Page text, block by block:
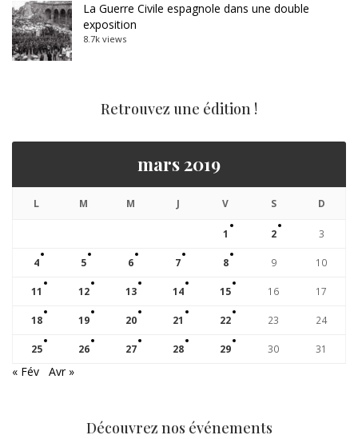
La Guerre Civile espagnole dans une double
exposition
8.7k views
Retrouvez une édition !
mars 2019
L M M J V S D
1 2 3
4 5 6 7 8 9 10
11 12 13 14 15 16 17
18 19 20 21 22 23 24
25 26 27 28 29 30 31
« Fév Avr »
Découvrez nos événements